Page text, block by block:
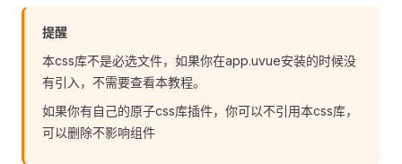
提醒
本css库不是必选文件，如果你在app.uvue安装的时候没
有引入，不需要查看本教程。
如果你有自己的原子css库插件，你可以不引用本css库，
可以删除不影响组件